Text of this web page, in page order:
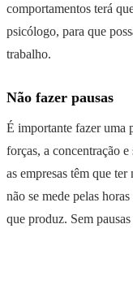
comportamentos terá
psicólogo, para que
trabalho.
Não fazer pausas
É importante fazer uma
forças, a concentração
as empresas têm que
não se mede pelas
que produz. Sem